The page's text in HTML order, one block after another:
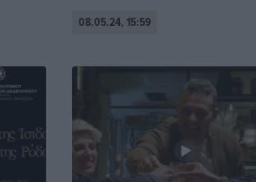
08.05.24, 15:59